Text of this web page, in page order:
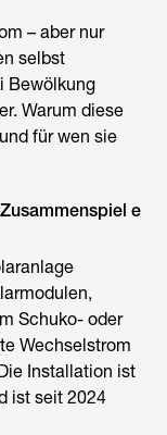
– aber nur
selbst
Bewölkung
Warum diese
für wen sie
e
Schuko- oder
Wechselstrom
Installation ist
ist seit 2024